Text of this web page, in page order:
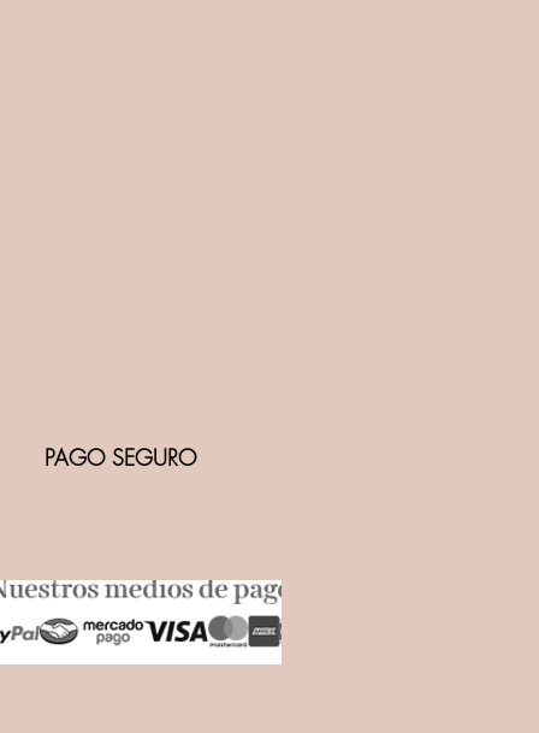
PAGO SEGURO